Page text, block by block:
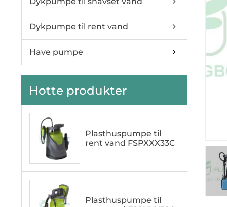
Dykpumpe til rent vand
Have pumpe
Hotte produkter
Plasthuspumpe til
rent vand FSPXXX33C
Plasthuspumpe til